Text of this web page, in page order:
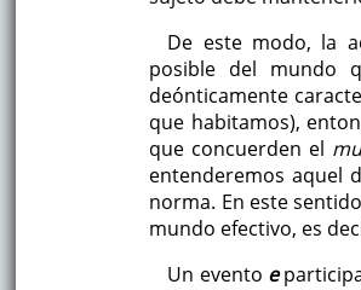
De este modo, la
posible del mundo
deónticamente
que habitamos),
que concuerden el
entenderemos aquel
norma. En este
mundo efectivo, es
Un evento e